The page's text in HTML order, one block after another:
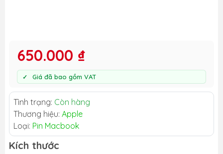
650.000 ₫
Giá đã bao gồm VAT
Tình trạng: Còn hàng
Thương hiệu: Apple
Loại: Pin Macbook
Kích thước